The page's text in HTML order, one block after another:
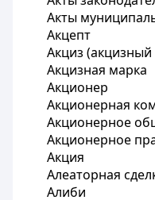
Акты
Акцепт
Акциз (акцизный
Акцизная марка
Акционер
Акционерная
Акционерное
Акционерное
Акция
Алеаторная
Алиби